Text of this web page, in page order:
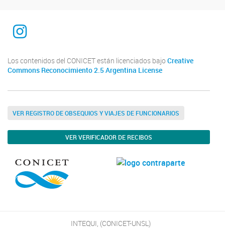
INTEQUI
Los contenidos del CONICET están licenciados bajo Creative
Commons Reconocimiento 2.5 Argentina License
VER REGISTRO DE OBSEQUIOS Y VIAJES DE FUNCIONARIOS
VER VERIFICADOR DE RECIBOS
INTEQUI, (CONICET-UNSL)